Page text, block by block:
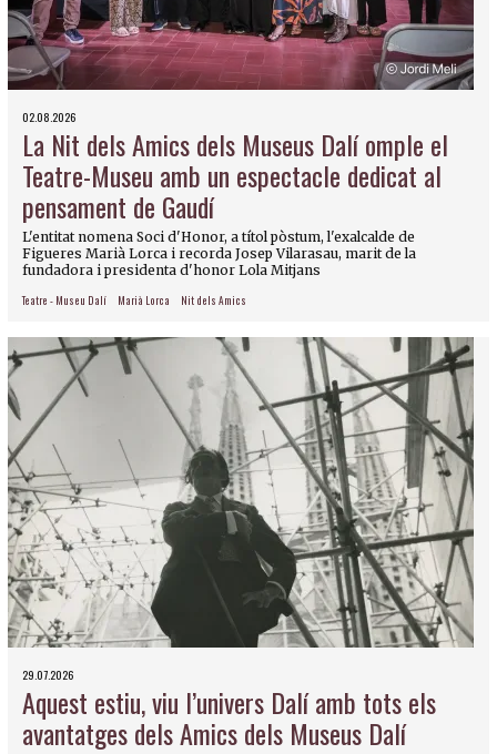
02.08.2026
La Nit dels Amics dels Museus Dalí omple el
Teatre-Museu amb un espectacle dedicat al
pensament de Gaudí
L'entitat nomena Soci d'Honor, a títol pòstum, l'exalcalde de
Figueres Marià Lorca i recorda Josep Vilarasau, marit de la
fundadora i presidenta d'honor Lola Mitjans
Teatre - Museu Dalí Marià Lorca Nit dels Amics
29.07.2026
Aquest estiu, viu l’univers Dalí amb tots els
avantatges dels Amics dels Museus Dalí